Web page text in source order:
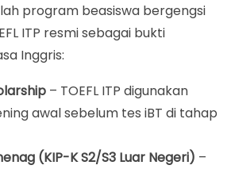
program beasiswa bergengsi
ITP resmi sebagai bukti
Inggris:
– TOEFL ITP digunakan
awal sebelum tes iBT di tahap
(KIP-K S2/S3 Luar Negeri) –